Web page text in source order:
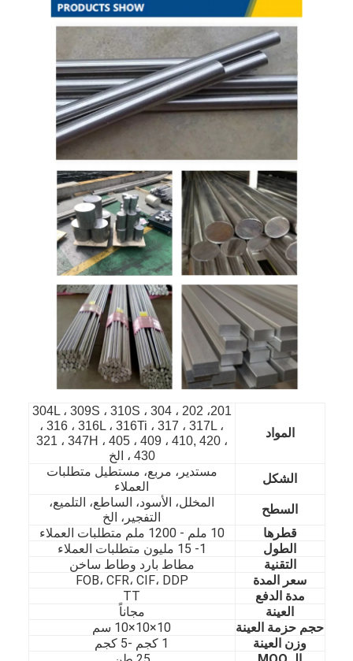
الصفحة الرئيسية
المنتجات
مقاطع فيديو
المواد
201، 202 ، 304 ، 304L ، 309S ، 310S
، 316 ، 316L ، 316Ti ، 317 ، 317L ،
321 ، 347H ، 405 ، 409 ، 410, 420 ،
430 ، الخ
الشكل
مستدير، مربع، مستطيل متطلبات
العملاء
السطح
المخلل، الأسود، الساطع، التلميع،
التفجير، الخ
قطرها
10 ملم - 1200 ملم متطلبات العملاء
الطول
1- 15 مليون متطلبات العملاء
التقنية
مطاط بارد وطاط ساخن
سعر المدة
FOB، CFR، CIF، DDP
مدة الدفع
TT
العينة
مجاناً
حجم حزمة العينة
10×10×10 سم
وزن العينة
1 كجم -5 كجم